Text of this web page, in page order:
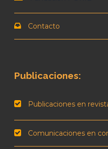
Contacto
Publicaciones:
Publicaciones en
Comunicaciones en